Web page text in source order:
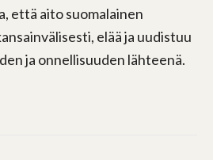
että aito suomalainen
elää ja uudistuu
ja onnellisuuden lähteenä.